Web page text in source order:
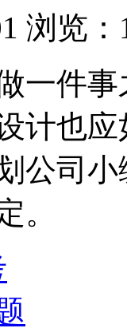
浏览：
一件
计也
公司
。